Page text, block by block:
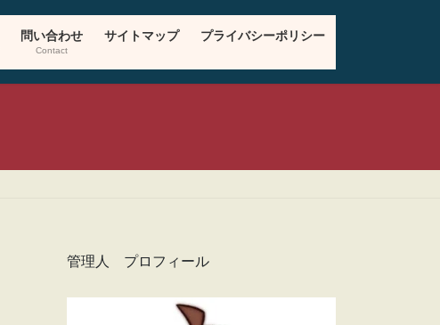
問い合わせ
Contact
サイトマップ プライバシーポリシー
管理人 プロフィール